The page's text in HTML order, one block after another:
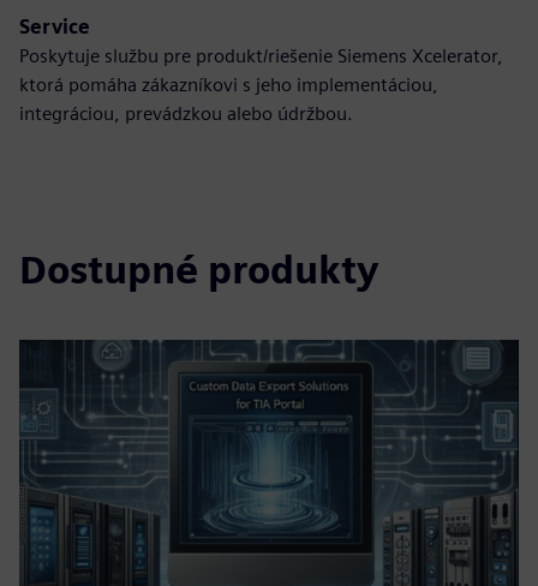
Service
Poskytuje službu pre produkt/riešenie Siemens Xcelerator,
ktorá pomáha zákazníkovi s jeho implementáciou,
integráciou, prevádzkou alebo údržbou.
Dostupné produkty